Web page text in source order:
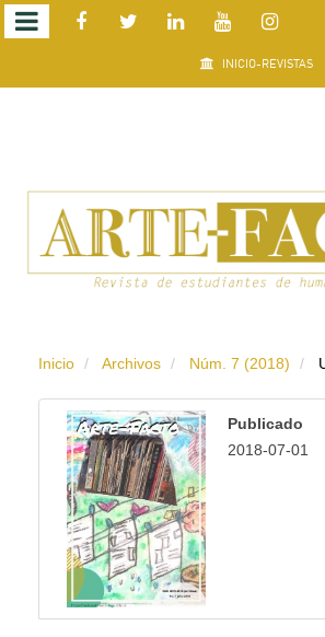
Salto
rápido
contenido
Navegación
principal
Contenido
principal
Barra
lateral
INICIO-REVISTAS
Inicio Archivos Núm. 7 (2018)
Publicado
2018-07-01